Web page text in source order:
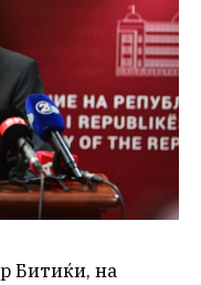
Битиќи, на